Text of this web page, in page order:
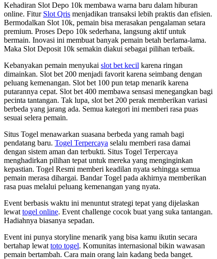
Kehadiran Slot Depo 10k membawa warna baru dalam hiburan
online. Fitur Slot Qris menjadikan transaksi lebih praktis dan efisien.
Bermodalkan Slot 10k, pemain bisa merasakan pengalaman setara
premium. Proses Depo 10k sederhana, langsung aktif untuk
bermain. Inovasi ini membuat banyak pemain betah berlama-lama.
Maka Slot Deposit 10k semakin diakui sebagai pilihan terbaik.
Kebanyakan pemain menyukai slot bet kecil karena ringan
dimainkan. Slot bet 200 menjadi favorit karena seimbang dengan
peluang kemenangan. Slot bet 100 pun tetap menarik karena
putarannya cepat. Slot bet 400 membawa sensasi menegangkan bagi
pecinta tantangan. Tak lupa, slot bet 200 perak memberikan variasi
berbeda yang jarang ada. Semua kategori ini memberi rasa puas
sesuai selera pemain.
Situs Togel menawarkan suasana berbeda yang ramah bagi
pendatang baru. Togel Terpercaya selalu memberi rasa damai
dengan sistem aman dan terbukti. Situs Togel Terpercaya
menghadirkan pilihan tepat untuk mereka yang menginginkan
kepastian. Togel Resmi memberi keadilan nyata sehingga semua
pemain merasa dihargai. Bandar Togel pada akhirnya memberikan
rasa puas melalui peluang kemenangan yang nyata.
Event berbasis waktu ini menuntut strategi tepat yang dijelaskan
lewat togel online. Event challenge cocok buat yang suka tantangan.
Hadiahnya biasanya sepadan.
Event ini punya storyline menarik yang bisa kamu ikutin secara
bertahap lewat toto togel. Komunitas internasional bikin wawasan
pemain bertambah. Cara main orang lain kadang beda banget.